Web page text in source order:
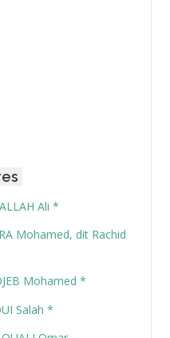
Ali *
Mohamed, dit Rachid
Mohamed *
Salah *